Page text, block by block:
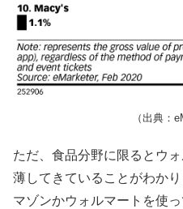
（出典：
ただ、食品分野に限るとウ
薄してきていることがわか
マゾンかウォルマートを使